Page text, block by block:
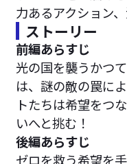
力あるアクション
ストーリー
前編あらすじ
光の国を襲うかつて
は、謎の敵の罠に
トたちは希望をつ
いへと挑む！
後編あらすじ
ゼロを救う希望を